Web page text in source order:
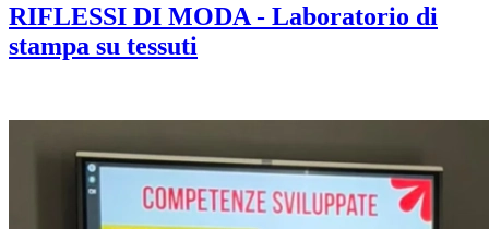
RIFLESSI DI MODA - Laboratorio di
stampa su tessuti